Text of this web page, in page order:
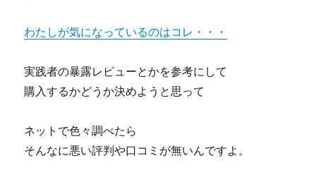
わたしが気になっているのはコレ・・・
実践者の暴露レビューとかを参考にして
購入するかどうか決めようと思って
ネットで色々調べたら
そんなに悪い評判や口コミが無いんですよ。